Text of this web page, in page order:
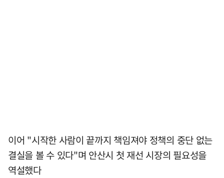
이어 "시작한 사람이 끝까지 책임져야 정책의 중단 없는
결실을 볼 수 있다"며 안산시 첫 재선 시장의 필요성을
역설했다